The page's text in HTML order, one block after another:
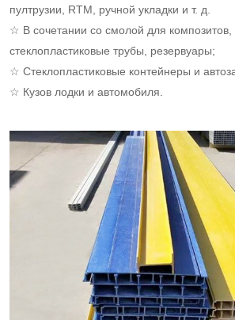
пултрузии, RTM, ручной укладки и т. д.
☆ В сочетании со смолой для композитов,
стеклопластиковые трубы, резервуары;
☆ Стеклопластиковые контейнеры и
☆ Кузов лодки и автомобиля.